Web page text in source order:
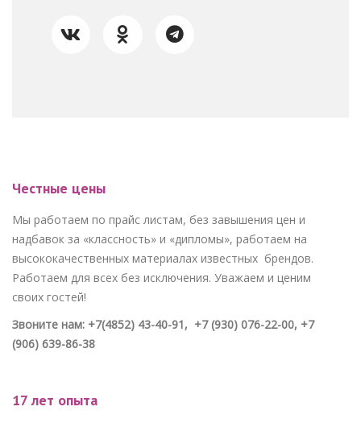
Честные цены
Мы работаем по прайс листам, без завышения цен и
надбавок за «классность» и «дипломы», работаем на
высококачественных материалах известных брендов.
Работаем для всех без исключения. Уважаем и ценим
своих гостей!
Звоните нам: +7(4852) 43-40-91, +7 (930) 076-22-00, +7
(906) 639-86-38
17 лет опыта